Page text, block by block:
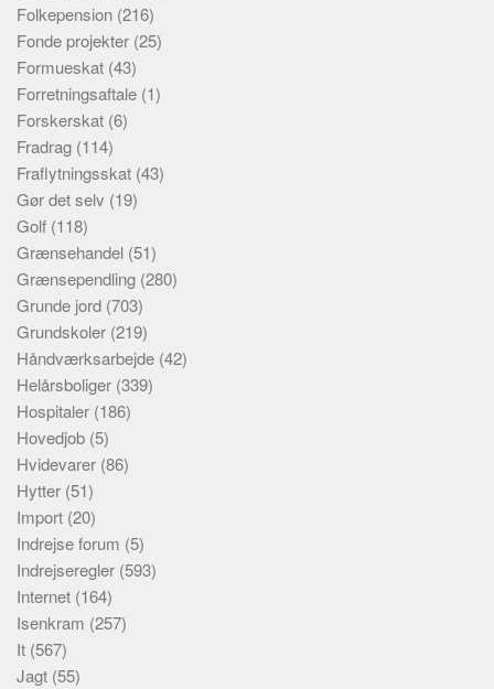
Folkepension (216)
Fonde projekter (25)
Formueskat (43)
Forretningsaftale (1)
Forskerskat (6)
Fradrag (114)
Fraflytningsskat (43)
Gør det selv (19)
Golf (118)
Grænsehandel (51)
Grænsependling (280)
Grunde jord (703)
Grundskoler (219)
Håndværksarbejde (42)
Helårsboliger (339)
Hospitaler (186)
Hovedjob (5)
Hvidevarer (86)
Hytter (51)
Import (20)
Indrejse forum (5)
Indrejseregler (593)
Internet (164)
Isenkram (257)
It (567)
Jagt (55)